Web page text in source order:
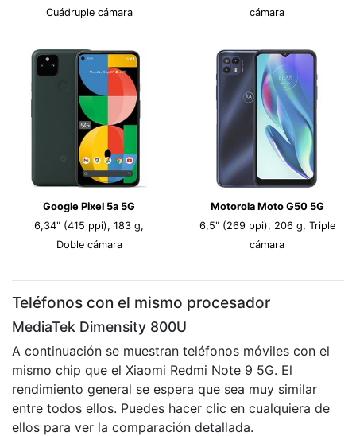
Cuádruple cámara
cámara
Google Pixel 5a 5G
6,34" (415 ppi), 183 g,
Doble cámara
Motorola Moto G50 5G
6,5" (269 ppi), 206 g, Triple
cámara
Teléfonos con el mismo procesador
MediaTek Dimensity 800U
A continuación se muestran teléfonos móviles con el
mismo chip que el Xiaomi Redmi Note 9 5G. El
rendimiento general se espera que sea muy similar
entre todos ellos. Puedes hacer clic en cualquiera de
ellos para ver la comparación detallada.